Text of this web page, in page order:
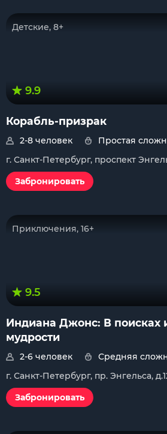
Детские, 8+
9.9
Корабль-призрак
2-8 человек
Простая
г. Санкт-Петербург, проспект
Забронировать
Приключения, 16+
9.5
Индиана Джонс: В поисках
мудрости
2-6 человек
Средняя
г. Санкт-Петербург, пр. Энгельса,
Забронировать